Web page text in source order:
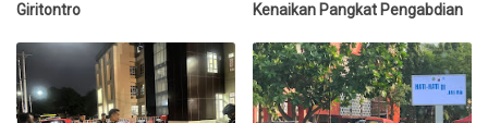
Giritontro
Kenaikan Pangkat Pengabdian